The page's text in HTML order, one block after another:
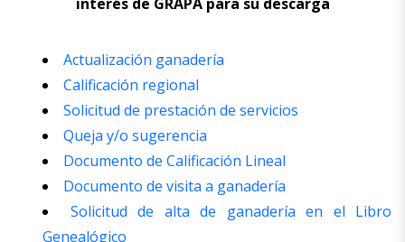
Actualización ganadería
Calificación regional
Solicitud de prestación de servicios
Queja y/o sugerencia
Documento de Calificación Lineal
Documento de visita a ganadería
Solicitud de alta de ganadería en el Libro
Genealógico